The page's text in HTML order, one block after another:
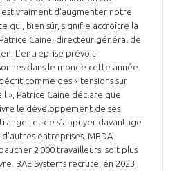
vraiment d’augmenter notre
qui, bien sûr, signifie accroître la
Caine, directeur général de
L’entreprise prévoit
dans le monde cette année.
comme des « tensions sur
», Patrice Caine déclare que
le développement de ses
et de s’appuyer davantage
entreprises. MBDA
2 000 travailleurs, soit plus
BAE Systems recrute, en 2023,